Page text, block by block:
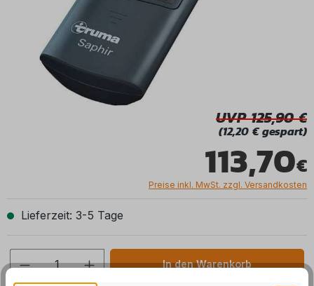
113,70
UVP 125,90
(12,20 € gespart)
Preise inkl. MwSt. zzgl. Versandkosten
Lieferzeit: 3-5 Tage
Produkt Anzahl: Gib den gewünschten
In den Warenkorb